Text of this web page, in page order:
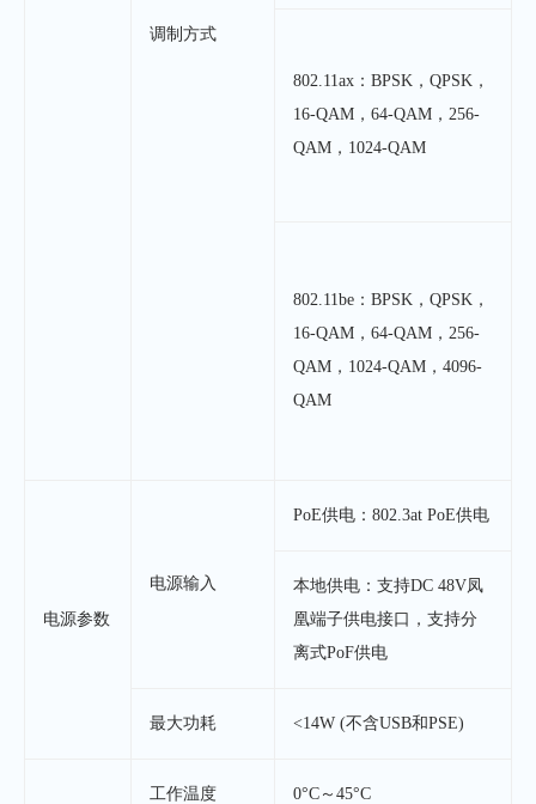
调制方式
802.11ax：BPSK，QPSK，
16-QAM，64-QAM，256-
QAM，1024-QAM
802.11be：BPSK，QPSK，
16-QAM，64-QAM，256-
QAM，1024-QAM，4096-
QAM
电源参数
电源输入
PoE供电：802.3at PoE供电
本地供电：支持DC 48V凤
凰端子供电接口，支持分
离式PoF供电
最大功耗 <14W (不含USB和PSE)
工作温度 0°C～45°C